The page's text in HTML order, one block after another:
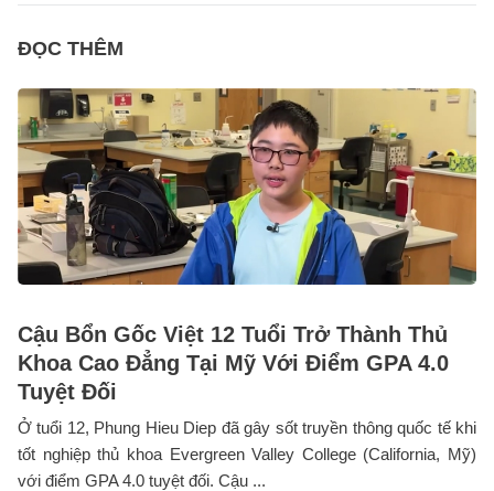
ĐỌC THÊM
Cậu Bổn Gốc Việt 12 Tuổi Trở Thành Thủ
Khoa Cao Đẳng Tại Mỹ Với Điểm GPA 4.0
Tuyệt Đối
Ở tuổi 12, Phung Hieu Diep đã gây sốt truyền thông quốc tế khi
tốt nghiệp thủ khoa Evergreen Valley College (California, Mỹ)
với điểm GPA 4.0 tuyệt đối. Cậu ...